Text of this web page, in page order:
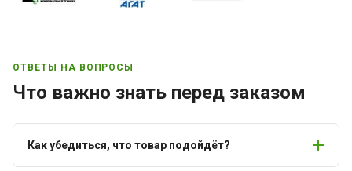
ОТВЕТЫ НА ВОПРОСЫ
Что важно знать перед заказом
Как убедиться, что товар подойдёт?